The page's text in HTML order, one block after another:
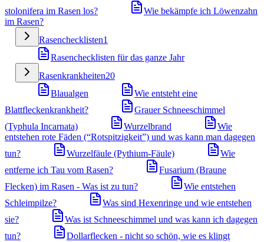
stolonifera im Rasen los?
Wie bekämpfe ich Löwenzahn
im Rasen?
Rasenchecklisten1
Rasenchecklisten für das ganze Jahr
Rasenkrankheiten20
Blaualgen
Wie entsteht eine
Blattfleckenkrankheit?
Grauer Schneeschimmel
(Typhula Incarnata)
Wurzelbrand
Wie
entstehen rote Fäden (“Rotspitzigkeit”) und was kann man dagegen
tun?
Wurzelfäule (Pythium-Fäule)
Wie
entferne ich Tau vom Rasen?
Fusarium (Braune
Flecken) im Rasen - Was ist zu tun?
Wie entstehen
Schleimpilze?
Was sind Hexenringe und wie entstehen
sie?
Was ist Schneeschimmel und was kann ich dagegen
tun?
Dollarflecken - nicht so schön, wie es klingt